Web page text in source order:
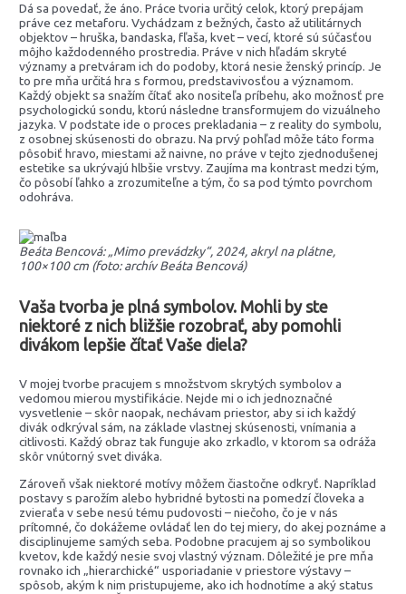
Dá sa povedať, že áno. Práce tvoria určitý celok, ktorý prepájam
práve cez metaforu. Vychádzam z bežných, často až utilitárnych
objektov – hruška, bandaska, fľaša, kvet – vecí, ktoré sú súčasťou
môjho každodenného prostredia. Práve v nich hľadám skryté
významy a pretváram ich do podoby, ktorá nesie ženský princíp. Je
to pre mňa určitá hra s formou, predstavivosťou a významom.
Každý objekt sa snažím čítať ako nositeľa príbehu, ako možnosť pre
psychologickú sondu, ktorú následne transformujem do vizuálneho
jazyka. V podstate ide o proces prekladania – z reality do symbolu,
z osobnej skúsenosti do obrazu. Na prvý pohľad môže táto forma
pôsobiť hravo, miestami až naivne, no práve v tejto zjednodušenej
estetike sa ukrývajú hlbšie vrstvy. Zaujíma ma kontrast medzi tým,
čo pôsobí ľahko a zrozumiteľne a tým, čo sa pod týmto povrchom
odohráva.
Beáta Bencová: „Mimo prevádzky“, 2024, akryl na plátne,
100×100 cm (foto: archív Beáta Bencová)
Vaša tvorba je plná symbolov. Mohli by ste
niektoré z nich bližšie rozobrať, aby pomohli
divákom lepšie čítať Vaše diela?
V mojej tvorbe pracujem s množstvom skrytých symbolov a
vedomou mierou mystifikácie. Nejde mi o ich jednoznačné
vysvetlenie – skôr naopak, nechávam priestor, aby si ich každý
divák odkrýval sám, na základe vlastnej skúsenosti, vnímania a
citlivosti. Každý obraz tak funguje ako zrkadlo, v ktorom sa odráža
skôr vnútorný svet diváka.
Zároveň však niektoré motívy môžem čiastočne odkryť. Napríklad
postavy s parožím alebo hybridné bytosti na pomedzí človeka a
zvieraťa v sebe nesú tému pudovosti – niečoho, čo je v nás
prítomné, čo dokážeme ovládať len do tej miery, do akej poznáme a
disciplinujeme samých seba. Podobne pracujem aj so symbolikou
kvetov, kde každý nesie svoj vlastný význam. Dôležité je pre mňa
rovnako ich „hierarchické“ usporiadanie v priestore výstavy –
spôsob, akým k nim pristupujeme, ako ich hodnotíme a aký status